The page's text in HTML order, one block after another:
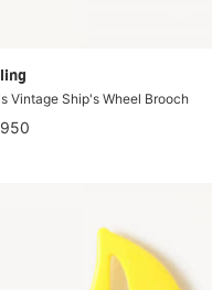
Vintage Ship's Wheel Brooch